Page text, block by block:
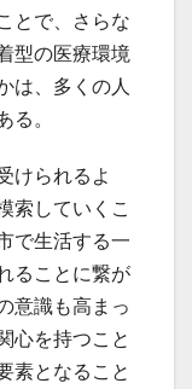
とで、さらな
型の医療環境
は、多くの人
る。
けられるよ
索していくこ
で生活する一
ることに繋が
意識も高まっ
心を持つこと
素となること